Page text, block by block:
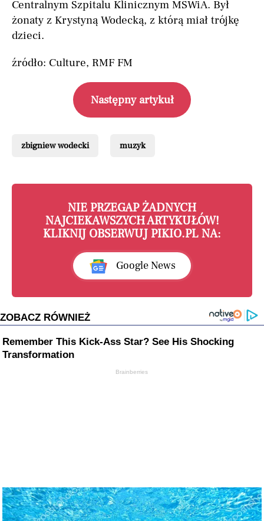
Centralnym Szpitalu Klinicznym MSWiA. Był
żonaty z Krystyną Wodecką, z którą miał trójkę
dzieci.
źródło: Culture, RMF FM
Następny artykuł
zbigniew wodecki muzyk
NIE PRZEGAP ŻADNYCH
NAJCIEKAWSZYCH ARTYKUŁÓW!
KLIKNIJ OBSERWUJ PIKIO.PL NA:
Google News
ZOBACZ RÓWNIEŻ
Remember This Kick-Ass Star? See His Shocking
Transformation
Brainberries